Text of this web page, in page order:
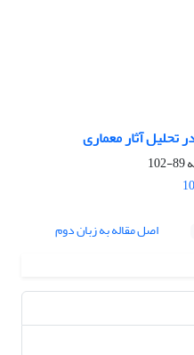
آثار معماری
89-102
اصل مقاله به زبان دوم